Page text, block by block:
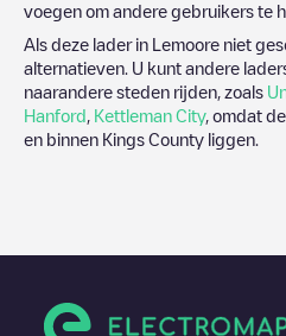
voegen om andere gebruikers te
Als deze lader in Lemoore niet
alternatieven. U kunt andere
naarandere steden rijden, zoals
Hanford Kettleman City, omdat
en binnen Kings County liggen.